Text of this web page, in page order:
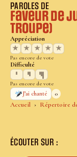
Accueil Répertoire
PAROLES DE
Faveur de
troupe)
Appréciation
★
★ ★ ★ ★
Pas encore de vote
Difficulté
Pas encore de vote
J’ai chanté
0
ÉCOUTER SUR :